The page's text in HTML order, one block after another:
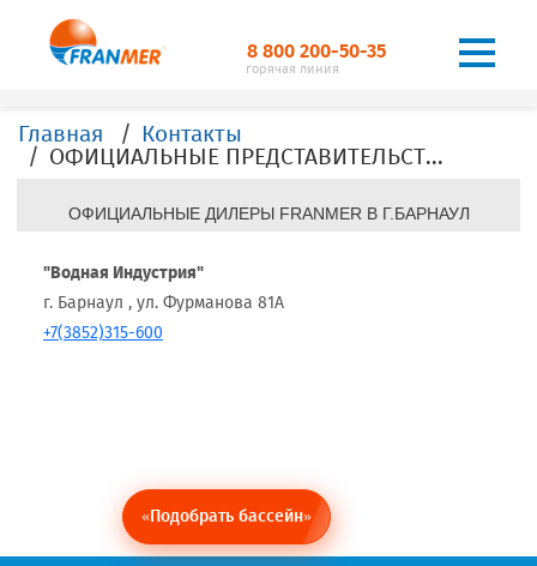
8 800 200-50-35
горячая линия
Главная
Контакты
ОФИЦИАЛЬНЫЕ ПРЕДСТАВИТЕЛЬСТВА, ДИЛЕРЫ, ОФИСЫ, FRANMER в г.Барнаул
ОФИЦИАЛЬНЫЕ ДИЛЕРЫ FRANMER В Г.БАРНАУЛ
"Водная Индустрия"
г. Барнаул , ул. Фурманова 81А
+7(3852)315-600
«Подобрать бассейн»